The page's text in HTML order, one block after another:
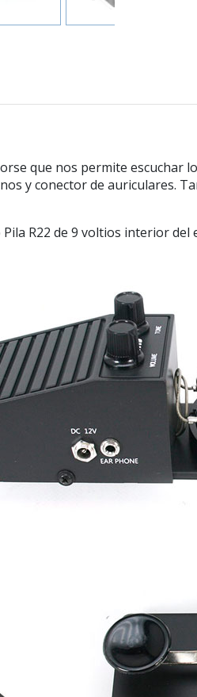
que nos permite escuchar
y conector de auriculares.
R22 de 9 voltios interior del